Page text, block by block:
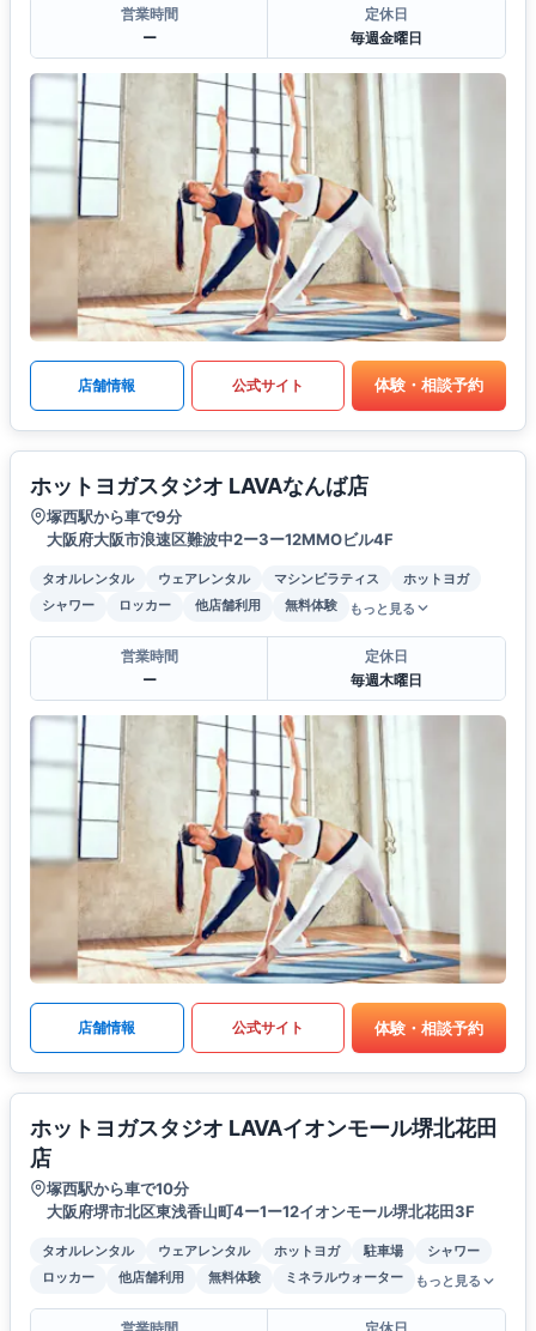
営業時間
ー
定休日
毎週金曜日
店舗情報 公式サイト 体験・相談予約
ホットヨガスタジオ LAVAなんば店
塚西駅から車で9分
大阪府大阪市浪速区難波中2ー3ー12MMOビル4F
タオルレンタル ウェアレンタル マシンピラティス
ホットヨガ
シャワー
ロッカー 他店舗利用 無料体験 もっと見る
営業時間
ー
定休日
毎週木曜日
店舗情報 公式サイト 体験・相談予約
ホットヨガスタジオ LAVAイオンモール堺北花田
店
塚西駅から車で10分
大阪府堺市北区東浅香山町4ー1ー12イオンモール堺北花田3F
タオルレンタル ウェアレンタル ホットヨガ 駐車場
シャワー
ロッカー
他店舗利用 無料体験 ミネラルウォーター もっと見る